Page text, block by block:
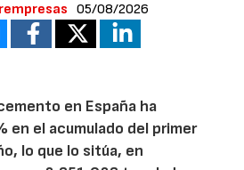
05/08/2026
en España ha
en el acumulado del primer
lo que lo sitúa, en